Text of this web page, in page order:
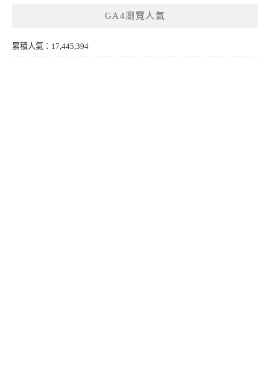
GA4瀏覽人氣
累積人氣：17,445,394